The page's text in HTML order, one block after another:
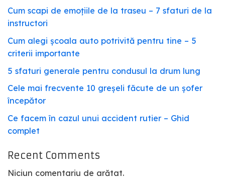
Cum scapi de emoțiile de la traseu – 7 sfaturi de la
instructori
Cum alegi școala auto potrivită pentru tine – 5
criterii importante
5 sfaturi generale pentru condusul la drum lung
Cele mai frecvente 10 greșeli făcute de un șofer
începător
Ce facem în cazul unui accident rutier – Ghid
complet
Recent Comments
Niciun comentariu de arătat.